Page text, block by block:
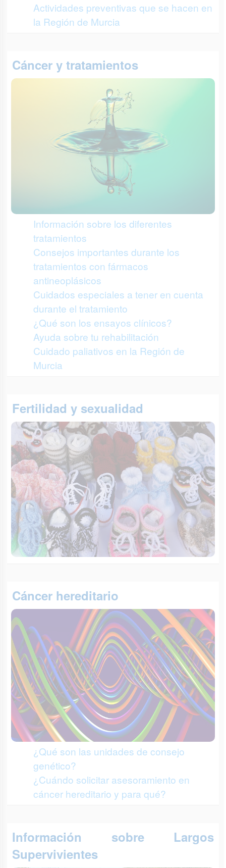
Actividades preventivas que se hacen en
la Región de Murcia
Cáncer y tratamientos
Información sobre los diferentes
tratamientos
Consejos importantes durante los
tratamientos con fármacos
antineoplásicos
Cuidados especiales a tener en cuenta
durante el tratamiento
¿Qué son los ensayos clínicos?
Ayuda sobre tu rehabilitación
Cuidado paliativos en la Región de
Murcia
Fertilidad y sexualidad
Cáncer hereditario
¿Qué son las unidades de consejo
genético?
¿Cuándo solicitar asesoramiento en
cáncer hereditario y para qué?
Información sobre Largos
Supervivientes